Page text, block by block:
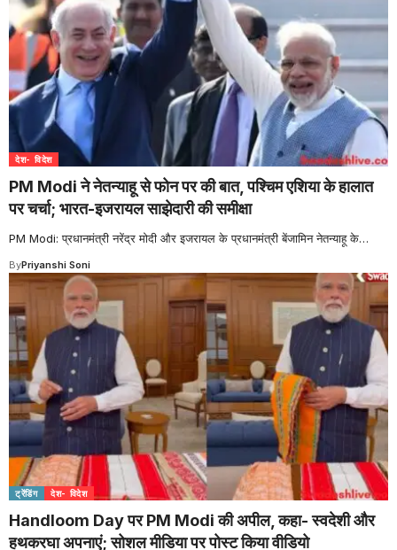
देश- विदेश
PM Modi ने नेतन्याहू से फोन पर की बात, पश्चिम एशिया के हालात
पर चर्चा; भारत-इजरायल साझेदारी की समीक्षा
PM Modi: प्रधानमंत्री नरेंद्र मोदी और इजरायल के प्रधानमंत्री बेंजामिन नेतन्याहू के…
ByPriyanshi Soni
ट्रेंडिंग देश- विदेश
Handloom Day पर PM Modi की अपील, कहा- स्वदेशी और
हथकरघा अपनाएं; सोशल मीडिया पर पोस्ट किया वीडियो